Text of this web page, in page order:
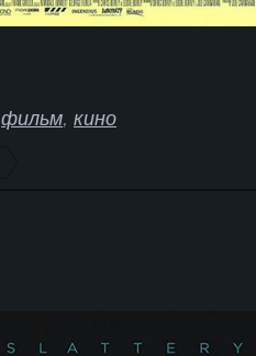
фильм, кино